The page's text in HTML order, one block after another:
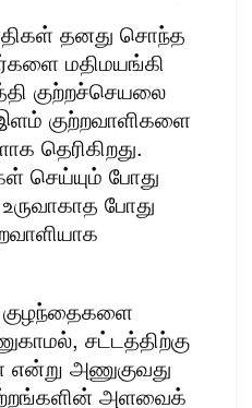
தனது சொந்த
மதிமயங்கி
குற்றச்செயலை
குற்றவாளிகளை
தெரிகிறது.
செய்யும் போது
போது
சட்டத்திற்கு
அணுகுவது
அளவைக்